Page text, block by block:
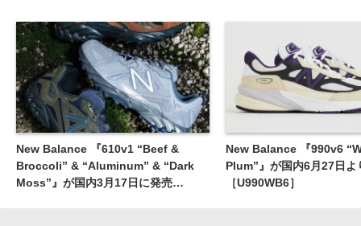
New Balance 『610v1 “Beef &
Broccoli” & “Aluminum” & “Dark
Moss”』が国内3月17日に発売
New Balance 『990v6
Plum”』が国内6月27日よ
［U990WB6］